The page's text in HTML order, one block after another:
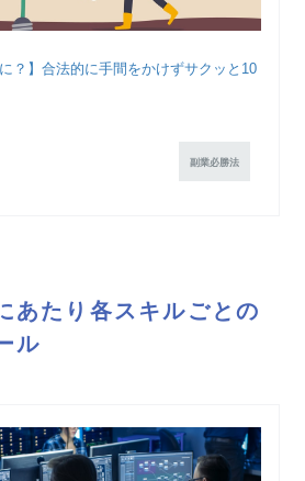
？】合法的に手間をかけずサクッと10
副業必勝法
あたり各スキルごとの
ル